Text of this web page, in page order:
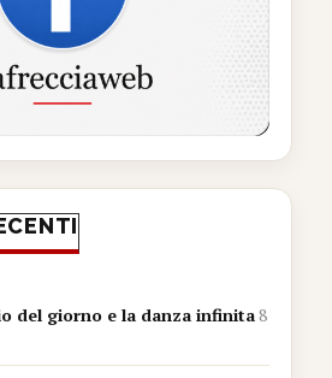
del giorno e la danza infinita8